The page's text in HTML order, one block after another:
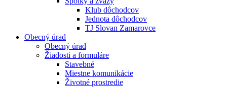
Klub dôchodcov
Jednota dôchodcov
TJ Slovan Zamarovce
Obecný úrad
Obecný úrad
Žiadosti a formuláre
Stavebné
Miestne komunikácie
Životné prostredie